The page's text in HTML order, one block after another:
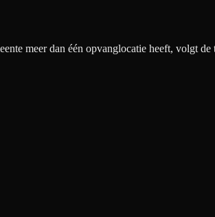
meer dan één opvanglocatie heeft, volgt